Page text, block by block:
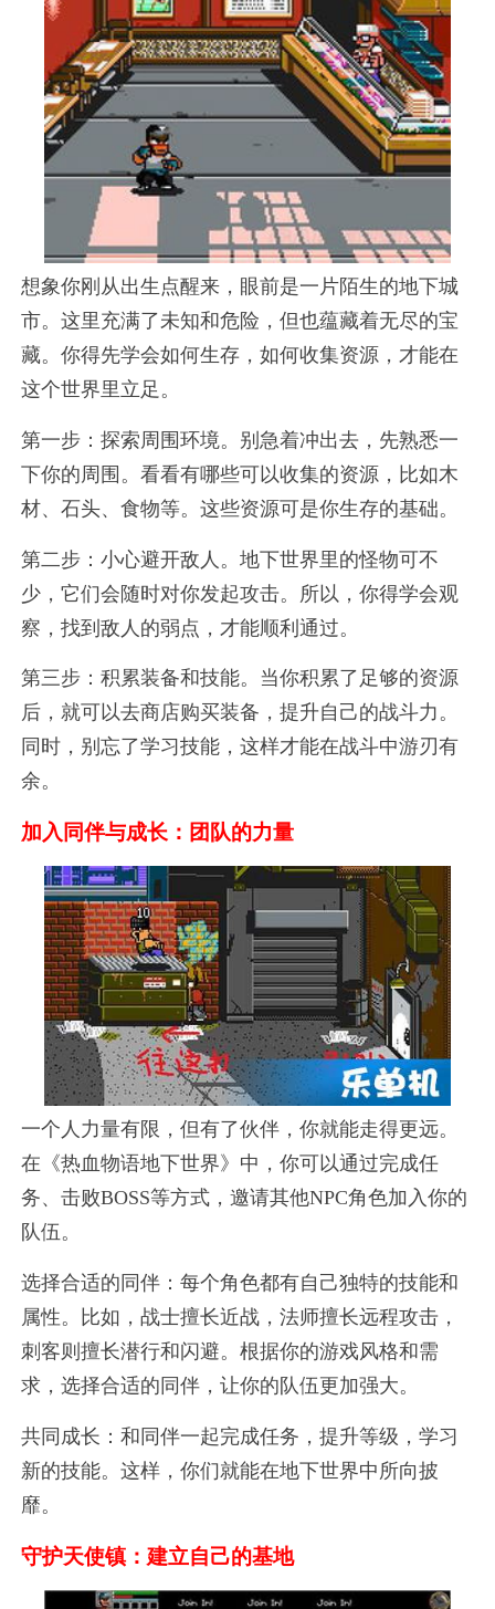
想象你刚从出生点醒来，眼前是一片陌生的地下城
市。这里充满了未知和危险，但也蕴藏着无尽的宝
藏。你得先学会如何生存，如何收集资源，才能在
这个世界里立足。
第一步：探索周围环境。别急着冲出去，先熟悉一
下你的周围。看看有哪些可以收集的资源，比如木
材、石头、食物等。这些资源可是你生存的基础。
第二步：小心避开敌人。地下世界里的怪物可不
少，它们会随时对你发起攻击。所以，你得学会观
察，找到敌人的弱点，才能顺利通过。
第三步：积累装备和技能。当你积累了足够的资源
后，就可以去商店购买装备，提升自己的战斗力。
同时，别忘了学习技能，这样才能在战斗中游刃有
余。
加入同伴与成长：团队的力量
一个人力量有限，但有了伙伴，你就能走得更远。
在《热血物语地下世界》中，你可以通过完成任
务、击败BOSS等方式，邀请其他NPC角色加入你的
队伍。
选择合适的同伴：每个角色都有自己独特的技能和
属性。比如，战士擅长近战，法师擅长远程攻击，
刺客则擅长潜行和闪避。根据你的游戏风格和需
求，选择合适的同伴，让你的队伍更加强大。
共同成长：和同伴一起完成任务，提升等级，学习
新的技能。这样，你们就能在地下世界中所向披
靡。
守护天使镇：建立自己的基地